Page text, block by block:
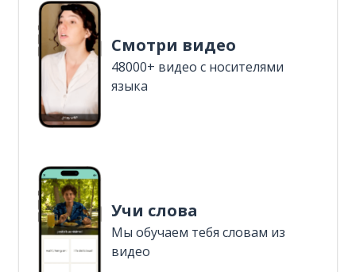
Смотри видео
48000+ видео с носителями
языка
Учи слова
Мы обучаем тебя словам из
видео